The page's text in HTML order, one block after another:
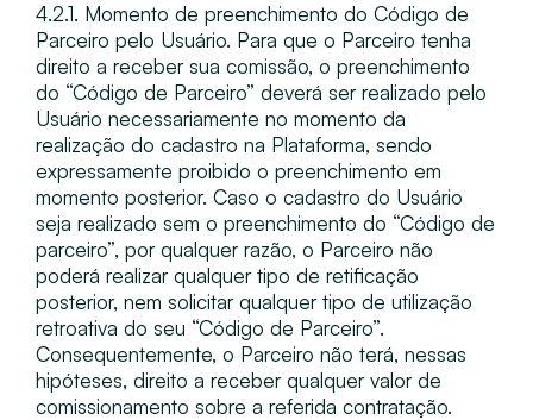
4.2.1. Momento de preenchimento do Código de
Parceiro pelo Usuário​. Para que o Parceiro tenha
direito a receber sua comissão, o preenchimento
do “Código de Parceiro” deverá ser realizado pelo
Usuário necessariamente no momento da
realização do cadastro na Plataforma, sendo
expressamente proibido o preenchimento em
momento posterior. Caso o cadastro do Usuário
seja realizado sem o preenchimento do “Código de
parceiro”, por qualquer razão, o Parceiro não
poderá realizar qualquer tipo de retificação
posterior, nem solicitar qualquer tipo de utilização
retroativa do seu “Código de Parceiro”.
Consequentemente, o Parceiro não terá, nessas
hipóteses, direito a receber qualquer valor de
comissionamento sobre a referida contratação.